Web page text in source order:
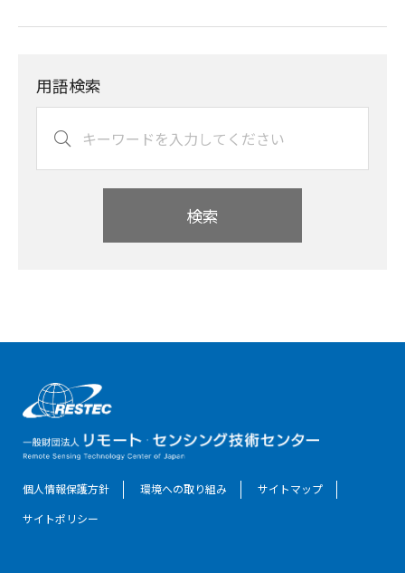
用語検索
検索
個人情報保護方針 環境への取り組み
サイトマップ
サイトポリシー